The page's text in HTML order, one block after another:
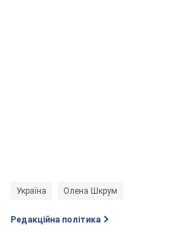
Україна Олена Шкрум
Редакційна політика